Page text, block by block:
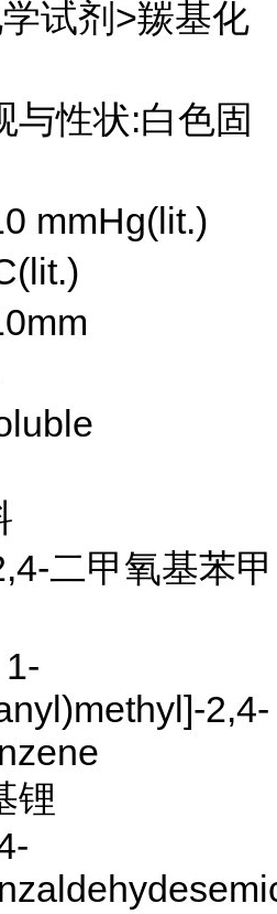
试剂>羰基化
与性状:白色固
mmHg(lit.)
二甲氧基苯甲
2,4-
锂